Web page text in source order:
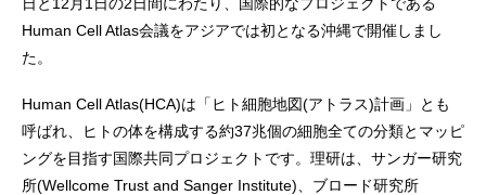
Human Cell Atlas会議をアジアでは初となる沖縄で開催しまし
た。
Human Cell Atlas(HCA)は「ヒト細胞地図(アトラス)計画」とも
呼ばれ、ヒトの体を構成する約37兆個の細胞全ての分類とマッピ
ングを目指す国際共同プロジェクトです。理研は、サンガー研究
所(Wellcome Trust and Sanger Institute)、ブロード研究所